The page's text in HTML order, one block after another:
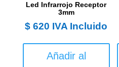
Led Infrarrojo Receptor
3mm
$ 620 IVA Incluido
Añadir al